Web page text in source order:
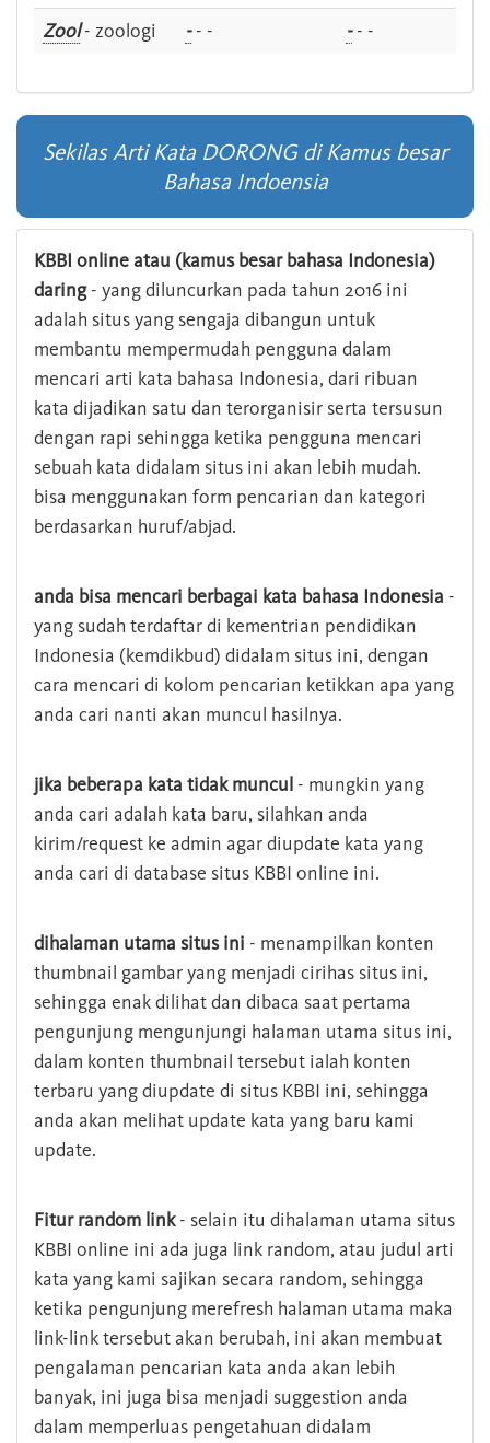
Zool- zoologi -- - -- -
Sekilas Arti Kata DORONG di Kamus besar
Bahasa Indoensia
KBBI online atau (kamus besar bahasa Indonesia)
daring- yang diluncurkan pada tahun 2016 ini
adalah situs yang sengaja dibangun untuk
membantu mempermudah pengguna dalam
mencari arti kata bahasa Indonesia, dari ribuan
kata dijadikan satu dan terorganisir serta tersusun
dengan rapi sehingga ketika pengguna mencari
sebuah kata didalam situs ini akan lebih mudah.
bisa menggunakan form pencarian dan kategori
berdasarkan huruf/abjad.
anda bisa mencari berbagai kata bahasa Indonesia -
yang sudah terdaftar di kementrian pendidikan
Indonesia (kemdikbud) didalam situs ini, dengan
cara mencari di kolom pencarian ketikkan apa yang
anda cari nanti akan muncul hasilnya.
jika beberapa kata tidak muncul - mungkin yang
anda cari adalah kata baru, silahkan anda
kirim/request ke admin agar diupdate kata yang
anda cari di database situs KBBI online ini.
dihalaman utama situs ini - menampilkan konten
thumbnail gambar yang menjadi cirihas situs ini,
sehingga enak dilihat dan dibaca saat pertama
pengunjung mengunjungi halaman utama situs ini,
dalam konten thumbnail tersebut ialah konten
terbaru yang diupdate di situs KBBI ini, sehingga
anda akan melihat update kata yang baru kami
update.
Fitur random link- selain itu dihalaman utama situs
KBBI online ini ada juga link random, atau judul arti
kata yang kami sajikan secara random, sehingga
ketika pengunjung merefresh halaman utama maka
link-link tersebut akan berubah, ini akan membuat
pengalaman pencarian kata anda akan lebih
banyak, ini juga bisa menjadi suggestion anda
dalam memperluas pengetahuan didalam